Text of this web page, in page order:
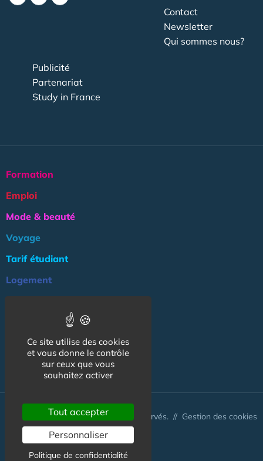
Contact
Newsletter
Qui sommes nous?
Publicité
Partenariat
Study in France
Formation
Emploi
Mode & beauté
Voyage
Tarif étudiant
Logement
Association
NOS AUTRES SITES :
© CapCampus 2026 - Tous droits réservés. // Gestion des cookies
Ce site utilise des cookies
et vous donne le contrôle
sur ceux que vous
souhaitez activer
Tout accepter
Personnaliser
Politique de confidentialité